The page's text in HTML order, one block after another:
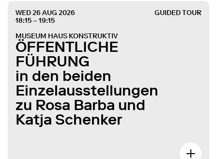
WED 26 AUG 2026
18:15 – 19:15
GUIDED TOUR
MUSEUM HAUS KONSTRUKTIV
ÖFFENTLICHE
FÜHRUNG
in den beiden
Einzelausstellungen
zu Rosa Barba und
Katja Schenker